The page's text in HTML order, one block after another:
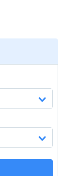
kasası ve
ortam
havuz
kasası ve
ortam
havuz
akşam
Wifi